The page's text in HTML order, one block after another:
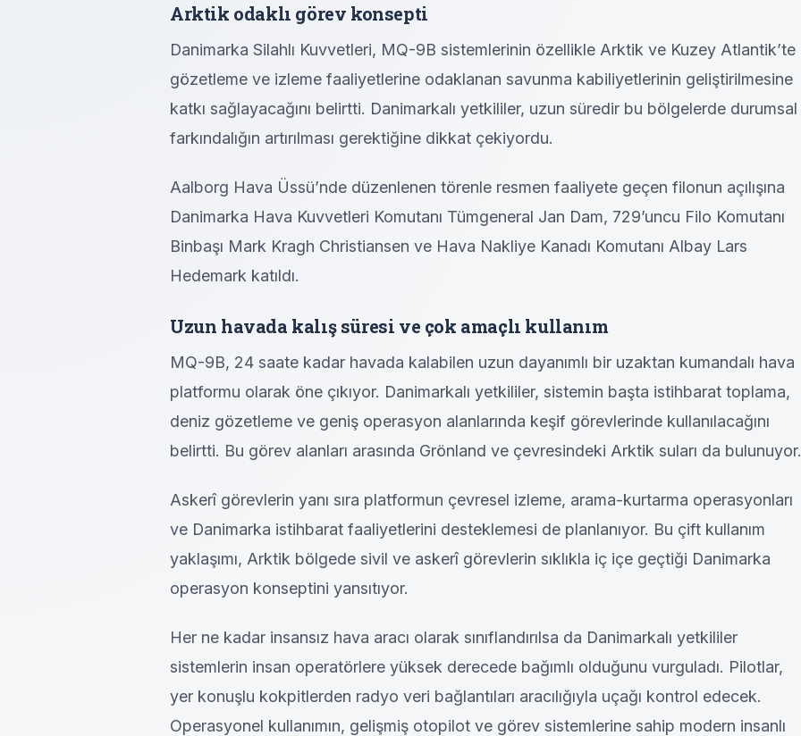
Arktik odaklı görev konsepti
Danimarka Silahlı Kuvvetleri, MQ-9B sistemlerinin özellikle Arktik ve Kuzey Atlantik’te
gözetleme ve izleme faaliyetlerine odaklanan savunma kabiliyetlerinin geliştirilmesine
katkı sağlayacağını belirtti. Danimarkalı yetkililer, uzun süredir bu bölgelerde durumsal
farkındalığın artırılması gerektiğine dikkat çekiyordu.
Aalborg Hava Üssü’nde düzenlenen törenle resmen faaliyete geçen filonun açılışına
Danimarka Hava Kuvvetleri Komutanı Tümgeneral Jan Dam, 729’uncu Filo Komutanı
Binbaşı Mark Kragh Christiansen ve Hava Nakliye Kanadı Komutanı Albay Lars
Hedemark katıldı.
Uzun havada kalış süresi ve çok amaçlı kullanım
MQ-9B, 24 saate kadar havada kalabilen uzun dayanımlı bir uzaktan kumandalı hava
platformu olarak öne çıkıyor. Danimarkalı yetkililer, sistemin başta istihbarat toplama,
deniz gözetleme ve geniş operasyon alanlarında keşif görevlerinde kullanılacağını
belirtti. Bu görev alanları arasında Grönland ve çevresindeki Arktik suları da bulunuyor.
Askerî görevlerin yanı sıra platformun çevresel izleme, arama-kurtarma operasyonları
ve Danimarka istihbarat faaliyetlerini desteklemesi de planlanıyor. Bu çift kullanım
yaklaşımı, Arktik bölgede sivil ve askerî görevlerin sıklıkla iç içe geçtiği Danimarka
operasyon konseptini yansıtıyor.
Her ne kadar insansız hava aracı olarak sınıflandırılsa da Danimarkalı yetkililer
sistemlerin insan operatörlere yüksek derecede bağımlı olduğunu vurguladı. Pilotlar,
yer konuşlu kokpitlerden radyo veri bağlantıları aracılığıyla uçağı kontrol edecek.
Operasyonel kullanımın, gelişmiş otopilot ve görev sistemlerine sahip modern insanlı